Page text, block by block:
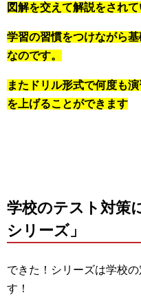
図解を交えて解説をされ
学習の習慣をつけながら
なのです。
またドリル形式で何度も
を上げることができます
学校のテスト対策
シリーズ」
できた！シリーズは学校
す！